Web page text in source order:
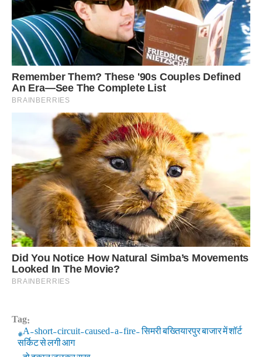
Tag:
A-short-circuit-caused-a-fire- सिमरी बख्तियारपुर बाजार में शॉर्ट
सर्किट से लगी आग